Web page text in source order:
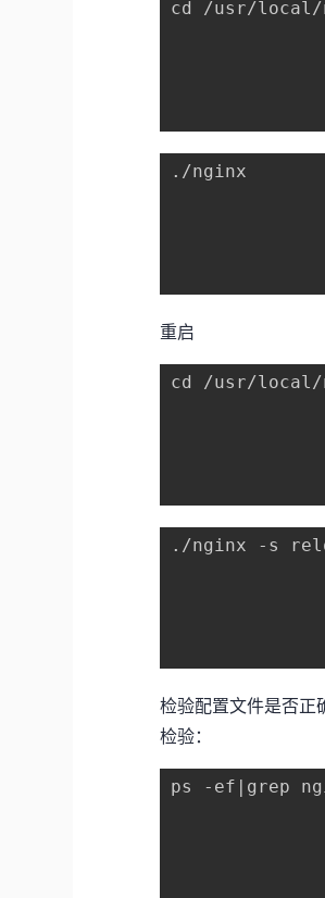
cd /usr/local/
./nginx
重启
cd /usr/local/
./nginx -s
检验配置文件是否正
检验：
ps -ef|grep